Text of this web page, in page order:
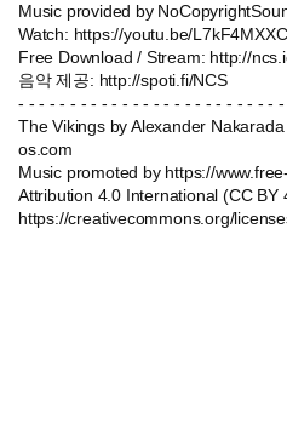
Music provided by
Watch: https://youtu.be/
Free Download / Stream: http://
음악 제공: http://spoti.fi/NCS
- - - - - - - - - - - - - - - - - - - - - - - - -
The Vikings by Alexander
os.com
Music promoted by https://
Attribution 4.0 International (CC BY
https://creativecommons.org/